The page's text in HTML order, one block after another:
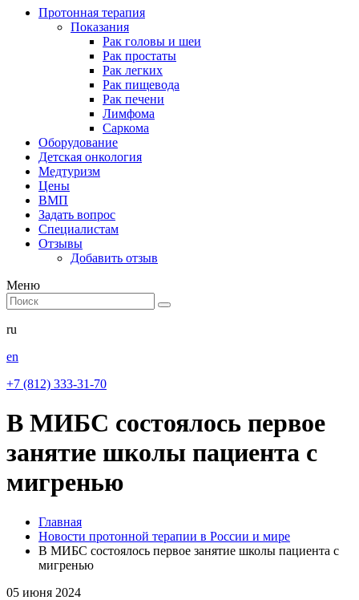
Протонная терапия
Показания
Рак головы и шеи
Рак простаты
Рак легких
Рак пищевода
Рак печени
Лимфома
Саркома
Оборудование
Детская онкология
Медтуризм
Цены
ВМП
Задать вопрос
Специалистам
Отзывы
Добавить отзыв
Меню
ru
en
+7 (812) 333-31-70
В МИБС состоялось первое
занятие школы пациента с
мигренью
Главная
Новости протонной терапии в России и мире
В МИБС состоялось первое занятие школы пациента с
мигренью
05 июня 2024